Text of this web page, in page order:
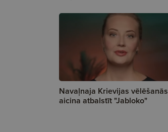
Navaļnaja Krievijas vēlēšanās
aicina atbalstīt "Jabloko"